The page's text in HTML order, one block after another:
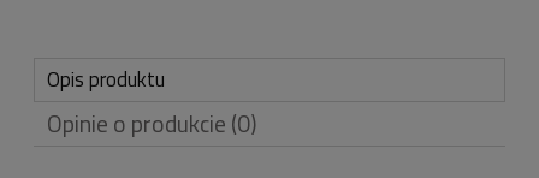
Opis produktu
Opinie o produkcie (0)